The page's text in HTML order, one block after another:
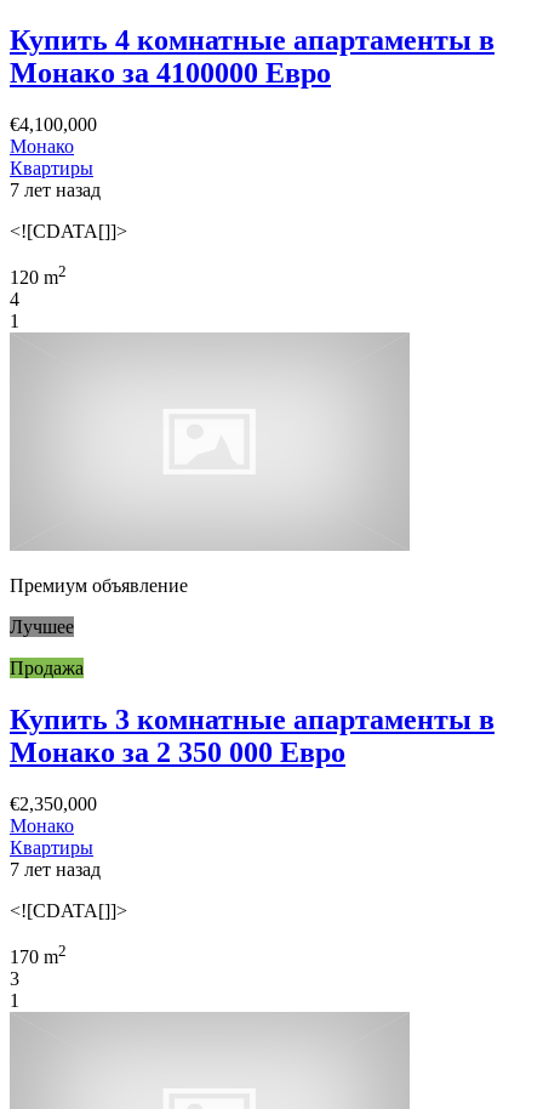
Купить 4 комнатные апартаменты в
Монако за 4100000 Евро
€4,100,000
Монако
Квартиры
7 лет назад
<![CDATA[]]>
120 m2
4
1
Премиум объявление
Лучшее
Продажа
Купить 3 комнатные апартаменты в
Монако за 2 350 000 Евро
€2,350,000
Монако
Квартиры
7 лет назад
<![CDATA[]]>
170 m2
3
1